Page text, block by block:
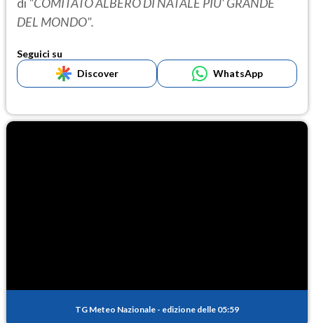
DEL MONDO".
Seguici su
Discover
WhatsApp
TG Meteo Nazionale - edizione delle 05:59